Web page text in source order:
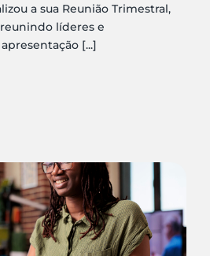
a sua Reunião Trimestral,
líderes e
[...]